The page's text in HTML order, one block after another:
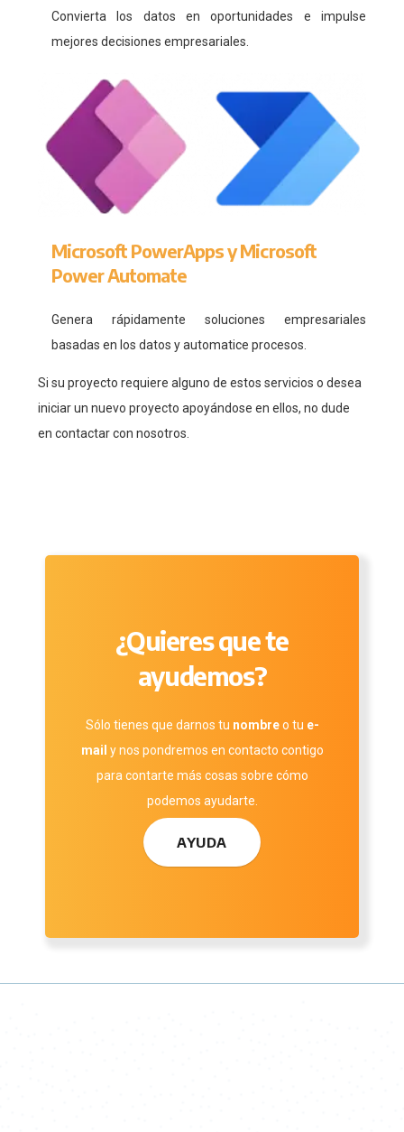
Convierta los datos en oportunidades e impulse
mejores decisiones empresariales.
Microsoft PowerApps y Microsoft
Power Automate
Genera rápidamente soluciones empresariales
basadas en los datos y automatice procesos.
Si su proyecto requiere alguno de estos servicios o desea
iniciar un nuevo proyecto apoyándose en ellos, no dude
en contactar con nosotros.
¿Quieres que te
ayudemos?
Sólo tienes que darnos tu nombreo tu e-
mail y nos pondremos en contacto contigo
para contarte más cosas sobre cómo
podemos ayudarte.
AYUDA